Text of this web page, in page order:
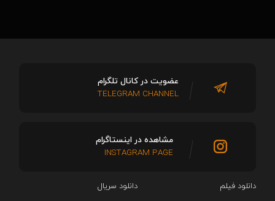
دانلود فیلم
دانلود سریال‌
عضویت در کانال تلگرام
TELEGRAM CHANNEL
مشاهده در اینستاگرام
INSTAGRAM PAGE